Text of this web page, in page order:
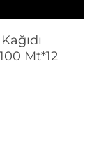
Oku
Mt*12